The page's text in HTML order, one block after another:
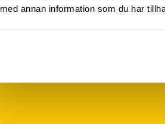
med annan information som du har